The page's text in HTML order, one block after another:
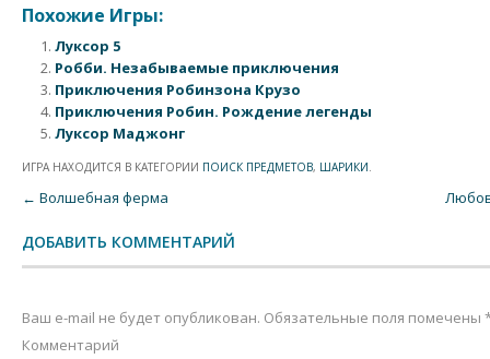
Похожие Игры:
Луксор 5
Робби. Незабываемые приключения
Приключения Робинзона Крузо
Приключения Робин. Рождение легенды
Луксор Маджонг
ИГРА НАХОДИТСЯ В КАТЕГОРИИ ПОИСК ПРЕДМЕТОВ, ШАРИКИ.
Post navigation
← Волшебная ферма
ДОБАВИТЬ КОММЕНТАРИЙ
Ваш e-mail не будет опубликован. Обязательные поля помечены
Комментарий